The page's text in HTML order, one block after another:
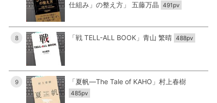
仕組み」の整え方」 五藤万晶 491pv
8 「戦 TELL-ALL BOOK」青山 繁晴 488pv
9 「夏帆―The Tale of KAHO」村上春樹
485pv